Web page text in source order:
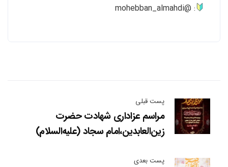
: @mohebban_almahdi
پست قبلی
مراسم عزاداری شهادت حضرت
زین‌العابدین،امام سجاد (علیه‌السلام)
پست بعدی